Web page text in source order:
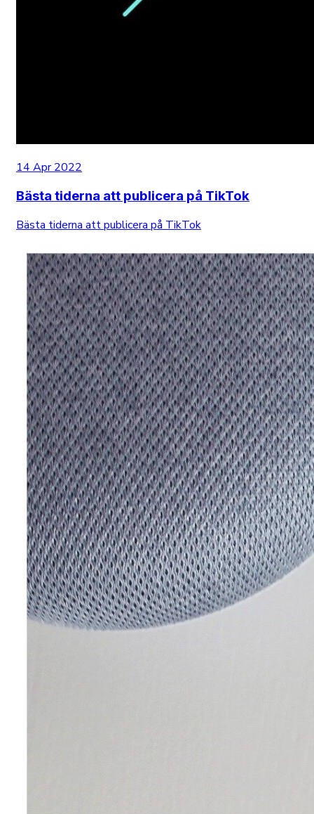
14 Apr 2022
Bästa tiderna att publicera på TikTok
Bästa tiderna att publicera på TikTok